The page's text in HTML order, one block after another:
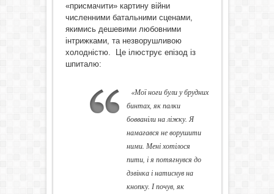
«присмачити» картину війни
численними батальними сценами,
якимись дешевими любовними
інтрижками, та незворушливою
холодністю. Це ілюструє епізод із
шпиталю:
«Мої ноги були у брудних
бинтах, як палки
бовваніли на ліжку. Я
намагався не ворушити
ними. Мені хотілося
пити, і я потягнувся до
дзвінка і натиснув на
кнопку. І почув, як